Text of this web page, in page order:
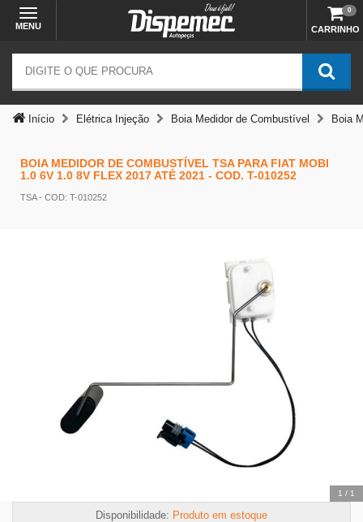
MENU CARRINHO
0
Início Elétrica Injeção Boia Medidor de Combustível Boia
BOIA MEDIDOR DE COMBUSTÍVEL TSA PARA FIAT MOBI
1.0 6V 1.0 8V FLEX 2017 ATÉ 2021 - COD. T-010252
TSA- COD: T-010252
1 / 1
Disponibilidade: Produto em estoque
Temos outras opções mais
adequadas